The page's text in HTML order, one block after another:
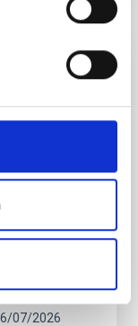
2026-066
local ”. El
binarias de
07/2026